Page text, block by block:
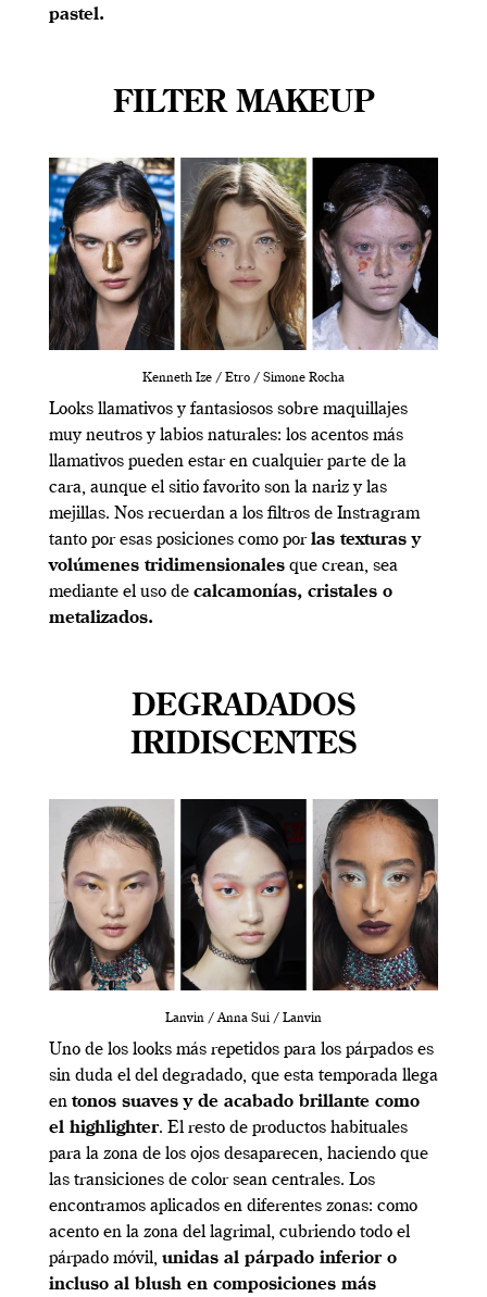
pastel.
FILTER MAKEUP
Kenneth Ize / Etro / Simone Rocha
Looks llamativos y fantasiosos sobre maquillajes
muy neutros y labios naturales: los acentos más
llamativos pueden estar en cualquier parte de la
cara, aunque el sitio favorito son la nariz y las
mejillas. Nos recuerdan a los filtros de Instragram
tanto por esas posiciones como porlas texturas y
volúmenes tridimensionales que crean, sea
mediante el uso de calcamonías, cristales o
metalizados.
DEGRADADOS
IRIDISCENTES
Lanvin / Anna Sui / Lanvin
Uno de los looks más repetidos para los párpados es
sin duda el del degradado, que esta temporada llega
en tonos suaves y de acabado brillante como
el highlighter. El resto de productos habituales
para la zona de los ojos desaparecen, haciendo que
las transiciones de color sean centrales. Los
encontramos aplicados en diferentes zonas: como
acento en la zona del lagrimal, cubriendo todo el
párpado móvil, unidas al párpado inferior o
incluso al blush en composiciones más